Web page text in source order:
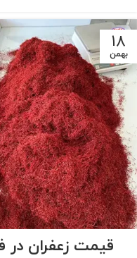
18
بهمن
قیمت زعفران در